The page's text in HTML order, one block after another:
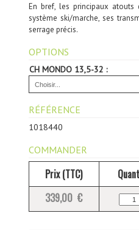
En bref, les principaux
système ski/marche, ses
serrage précis.
OPTIONS
CH MONDO 13,5-32 :
RÉFÉRENCE
1018440
COMMANDER
Prix (TTC)
339,00 €